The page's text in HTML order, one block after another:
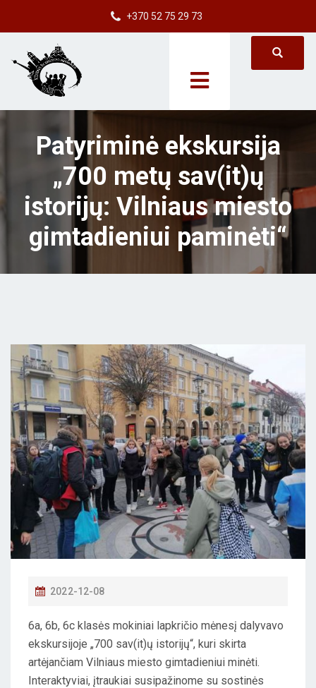
+370 52 75 29 73
Patyriminė ekskursija
„700 metų sav(it)ų
istorijų: Vilniaus miesto
gimtadieniui paminėti“
P
S
T
E
2022-12-08
6a, 6b, 6c klasės mokiniai lapkričio mėnesį dalyvavo
ekskursijoje „700 sav(it)ų istorijų“, kuri skirta
artėjančiam Vilniaus miesto gimtadieniui minėti.
Interaktyviai, įtraukiai susipažinome su sostinės